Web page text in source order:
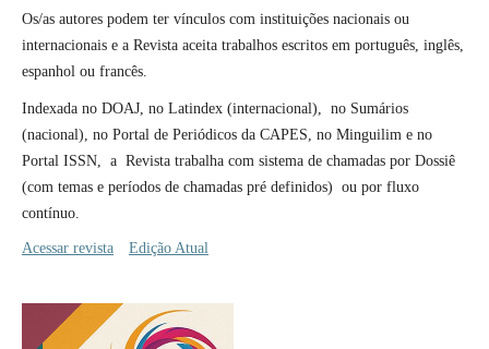
Os/as autores podem ter vínculos com instituições nacionais ou
internacionais e a Revista aceita trabalhos escritos em português, inglês,
espanhol ou francês.
Indexada no DOAJ, no Latindex (internacional), no Sumários
(nacional), no Portal de Periódicos da CAPES, no Minguilim e no
Portal ISSN, a Revista trabalha com sistema de chamadas por Dossiê
(com temas e períodos de chamadas pré definidos) ou por fluxo
contínuo.
Acessar revista Edição Atual